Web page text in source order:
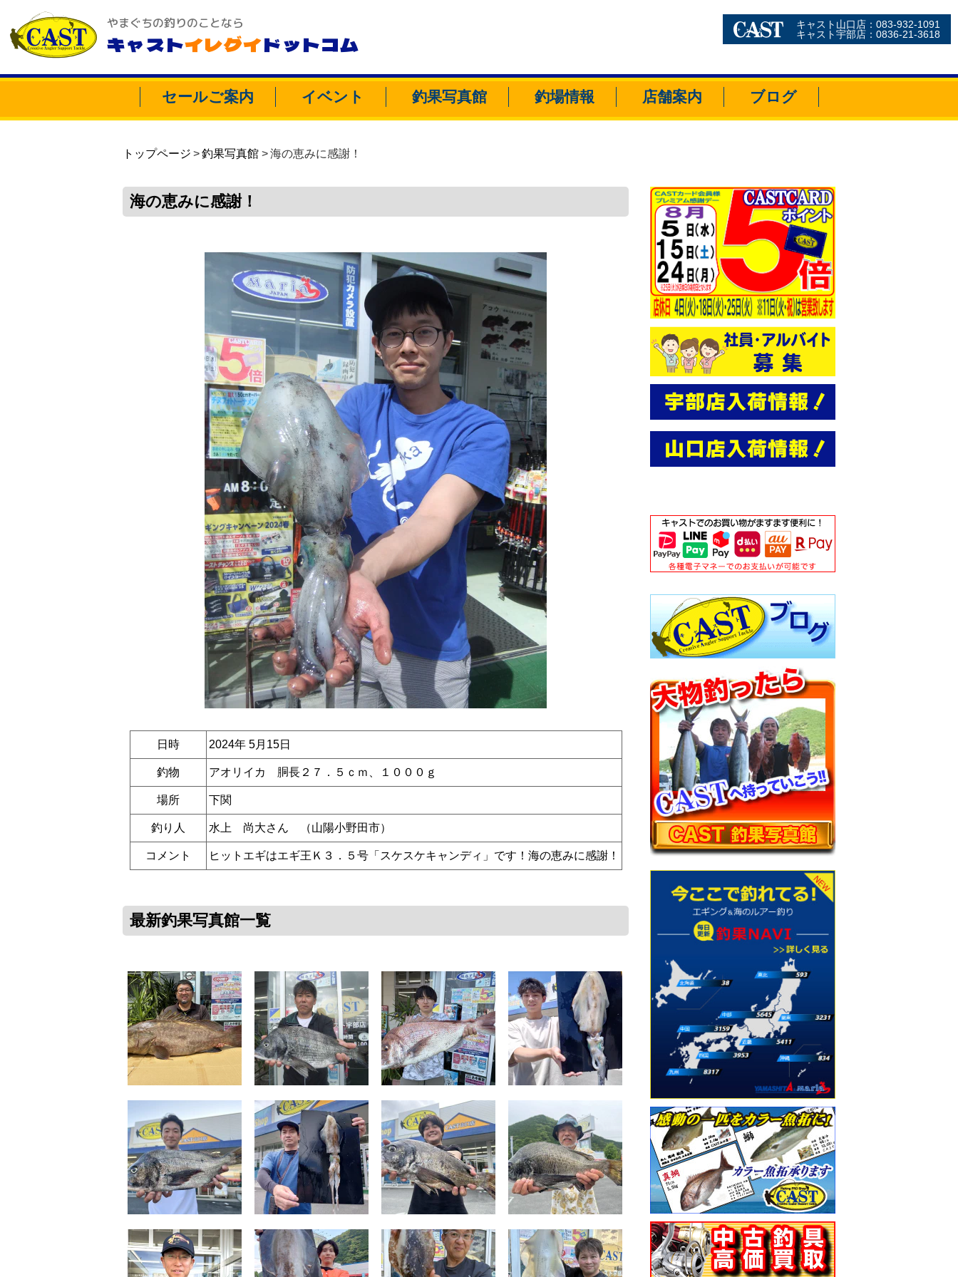
やまぐちの釣りのことなら
キャストイレグイドットコム
キャスト山口店：083-932-1091
キャスト宇部店：0836-21-3618
セールご案内 イベント 釣果写真館 釣場情報 店舗案内 ブログ
トップページ 釣果写真館 海の恵みに感謝！
海の恵みに感謝！
日時 2024年 5月15日
釣物 アオリイカ 胴長２７．５ｃｍ、１０００ｇ
場所 下関
釣り人 水上 尚大さん （山陽小野田市）
コメント ヒットエギはエギ王Ｋ３．５号「スケスケキャンディ」です！海の恵みに感謝！
最新釣果写真館一覧